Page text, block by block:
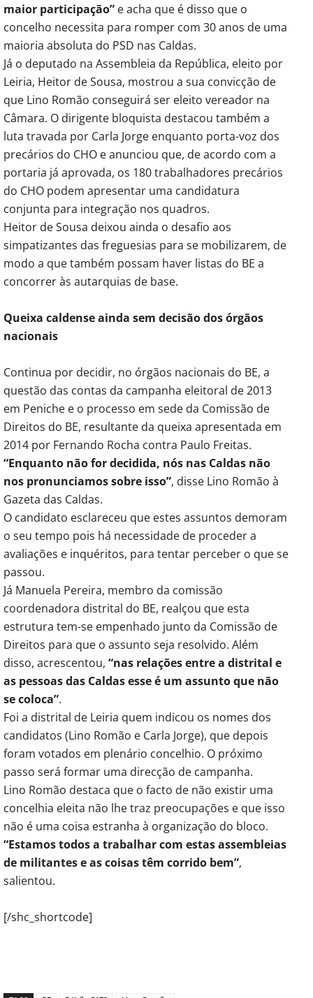
maior participação” e acha que é disso que o
concelho necessita para romper com 30 anos de uma
maioria absoluta do PSD nas Caldas.
Já o deputado na Assembleia da República, eleito por
Leiria, Heitor de Sousa, mostrou a sua convicção de
que Lino Romão conseguirá ser eleito vereador na
Câmara. O dirigente bloquista destacou também a
luta travada por Carla Jorge enquanto porta-voz dos
precários do CHO e anunciou que, de acordo com a
portaria já aprovada, os 180 trabalhadores precários
do CHO podem apresentar uma candidatura
conjunta para integração nos quadros.
Heitor de Sousa deixou ainda o desafio aos
simpatizantes das freguesias para se mobilizarem, de
modo a que também possam haver listas do BE a
concorrer às autarquias de base.
Queixa caldense ainda sem decisão dos órgãos
nacionais
Continua por decidir, no órgãos nacionais do BE, a
questão das contas da campanha eleitoral de 2013
em Peniche e o processo em sede da Comissão de
Direitos do BE, resultante da queixa apresentada em
2014 por Fernando Rocha contra Paulo Freitas.
“Enquanto não for decidida, nós nas Caldas não
nos pronunciamos sobre isso”, disse Lino Romão à
Gazeta das Caldas.
O candidato esclareceu que estes assuntos demoram
o seu tempo pois há necessidade de proceder a
avaliações e inquéritos, para tentar perceber o que se
passou.
Já Manuela Pereira, membro da comissão
coordenadora distrital do BE, realçou que esta
estrutura tem-se empenhado junto da Comissão de
Direitos para que o assunto seja resolvido. Além
disso, acrescentou, “nas relações entre a distrital e
as pessoas das Caldas esse é um assunto que não
se coloca”.
Foi a distrital de Leiria quem indicou os nomes dos
candidatos (Lino Romão e Carla Jorge), que depois
foram votados em plenário concelhio. O próximo
passo será formar uma direcção de campanha.
Lino Romão destaca que o facto de não existir uma
concelhia eleita não lhe traz preocupações e que isso
não é uma coisa estranha à organização do bloco.
“Estamos todos a trabalhar com estas assembleias
de militantes e as coisas têm corrido bem”,
salientou.
[/shc_shortcode]